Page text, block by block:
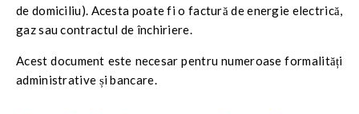
de domiciliu). Acesta poate fi o factură de energie electrică,
gaz sau contractul de închiriere.
Acest document este necesar pentru numeroase formalități
administrative și bancare.